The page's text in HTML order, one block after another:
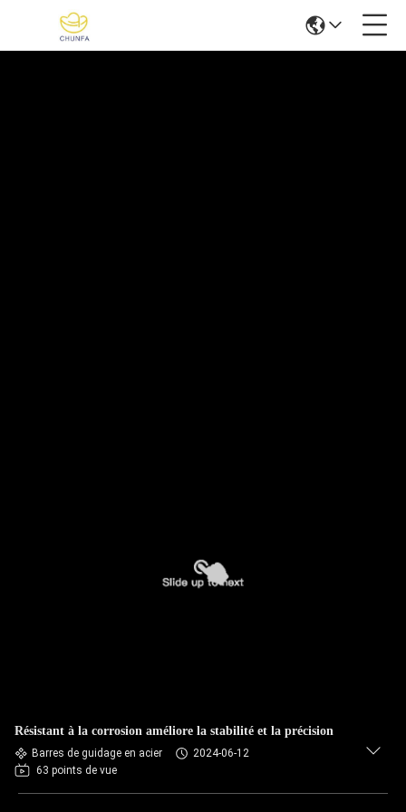
Résistant à la corrosion améliore la stabilité et la précision
Barres de guidage en acier
2024-06-12
63 points de vue